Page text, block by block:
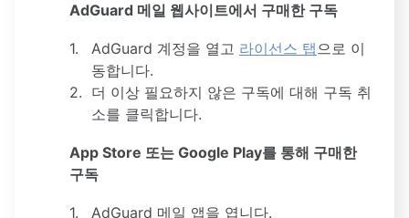
AdGuard 메일 웹사이트에서 구매한 구독
AdGuard 계정을 열고 라이선스 탭으로 이
동합니다.
더 이상 필요하지 않은 구독에 대해 구독 취
소를 클릭합니다.
App Store 또는 Google Play를 통해 구매한
구독
AdGuard 메일 앱을 엽니다.